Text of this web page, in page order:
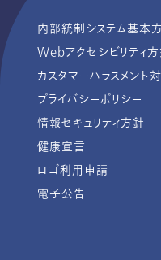
内部統制システム基本
Webアクセシビリティ
カスタマーハラスメント
プライバシーポリシー
情報セキュリティ方針
健康宣言
ロゴ利用申請
電子公告